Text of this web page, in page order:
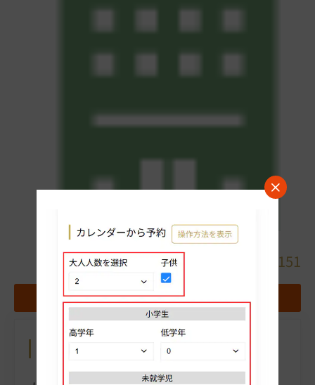
027-251-5151
お気に入りホテルに追加する
カレンダーから予約 操作方法を表示